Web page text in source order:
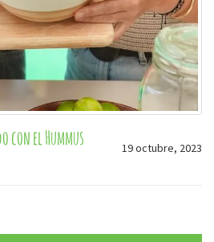
con el Hummus
19 octubre, 2023